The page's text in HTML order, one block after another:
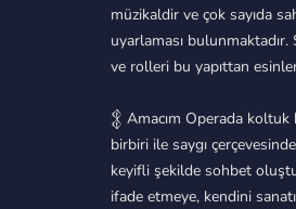
müzikaldir ve çok sayıda
uyarlaması
ve rolleri bu yapıttan
𒉭 Amacım Operada koltuk
birbiri ile saygı
keyifli şekilde sohbet
ifade etmeye, kendini